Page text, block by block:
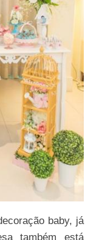
baby, já
também está